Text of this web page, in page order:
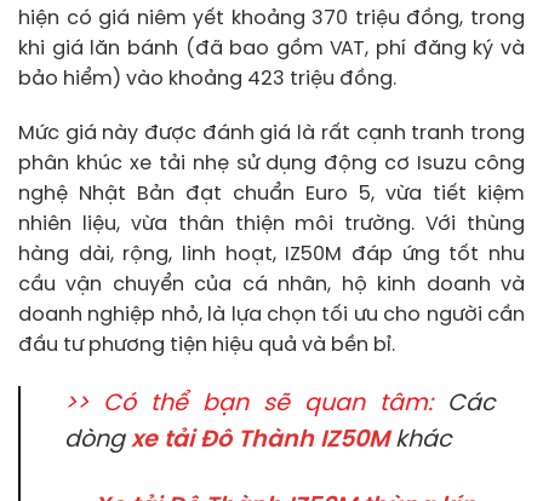
hiện có giá niêm yết khoảng 370 triệu đồng, trong
khi giá lăn bánh (đã bao gồm VAT, phí đăng ký và
bảo hiểm) vào khoảng 423 triệu đồng.
Mức giá này được đánh giá là rất cạnh tranh trong
phân khúc xe tải nhẹ sử dụng động cơ Isuzu công
nghệ Nhật Bản đạt chuẩn Euro 5, vừa tiết kiệm
nhiên liệu, vừa thân thiện môi trường. Với thùng
hàng dài, rộng, linh hoạt, IZ50M đáp ứng tốt nhu
cầu vận chuyển của cá nhân, hộ kinh doanh và
doanh nghiệp nhỏ, là lựa chọn tối ưu cho người cần
đầu tư phương tiện hiệu quả và bền bỉ.
>> Có thể bạn sẽ quan tâm:Các
dòng xe tải Đô Thành IZ50Mkhác